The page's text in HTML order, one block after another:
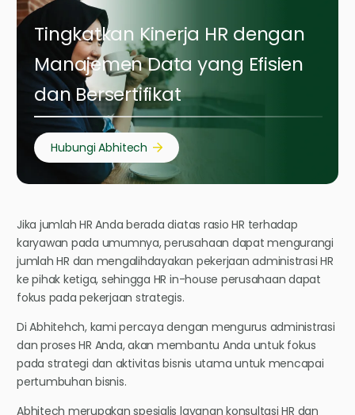
Tingkatkan Kinerja HR dengan
Manajemen Data yang Efisien
dan Bersertifikat
Hubungi Abhitech
Jika jumlah HR Anda berada diatas rasio HR terhadap
karyawan pada umumnya, perusahaan dapat mengurangi
jumlah HR dan mengalihdayakan pekerjaan administrasi HR
ke pihak ketiga, sehingga HR in-house perusahaan dapat
fokus pada pekerjaan strategis.
Di Abhitehch, kami percaya dengan mengurus administrasi
dan proses HR Anda, akan membantu Anda untuk fokus
pada strategi dan aktivitas bisnis utama untuk mencapai
pertumbuhan bisnis.
Abhitech merupakan spesialis layanan konsultasi HR dan